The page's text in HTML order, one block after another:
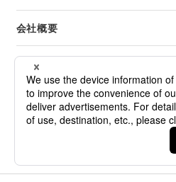
会社概要
リーガル
カスタマーサービス